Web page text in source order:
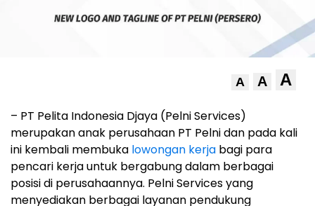
A A A
– PT Pelita Indonesia Djaya (Pelni Services)
merupakan anak perusahaan PT Pelni dan pada kali
ini kembali membuka lowongan kerja bagi para
pencari kerja untuk bergabung dalam berbagai
posisi di perusahaannya. Pelni Services yang
menyediakan berbagai layanan pendukung